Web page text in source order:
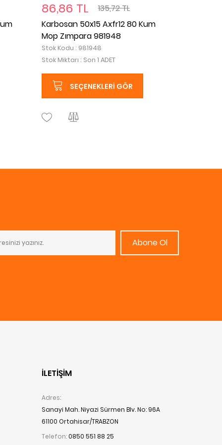
86,86 TL
135,72 TL
Karbosan 50x15 Axfr12 80 Kum
Mop Zımpara 981948
Stok Kodu : 981948
Stok Miktarı : Son 1 ADET
SEÇENEKLERI GÖR
Abone Ol
İLETIŞIM
Adres:
Sanayi Mah. Niyazi Sürmen Blv. No: 96A
61100 Ortahisar/TRABZON
Telefon:0850 551 88 25